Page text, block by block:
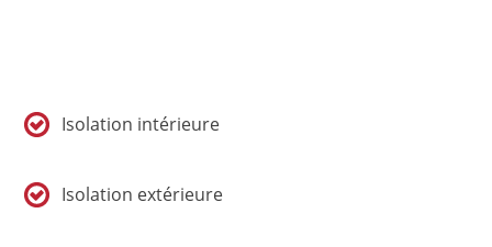
Isolation intérieure
Isolation extérieure